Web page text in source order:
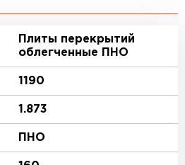
Плиты перекрытий
облегченные ПНО
1190
1.873
ПНО